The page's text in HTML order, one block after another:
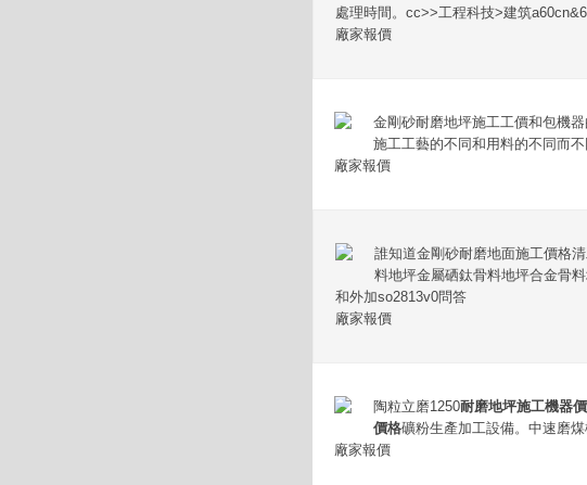
處理時間。cc>>工程科技>建筑
廠家報價
金剛砂耐磨地坪施工工價和包機
施工工藝的不同和用料的不同而
廠家報價
誰知道金剛砂耐磨地面施工價格
料地坪金屬硒鈦骨料地坪合金骨
和外加so2813v0問答
廠家報價
陶粒立磨1250耐磨地坪施工機器
價格礦粉生產加工設備。中速磨
廠家報價